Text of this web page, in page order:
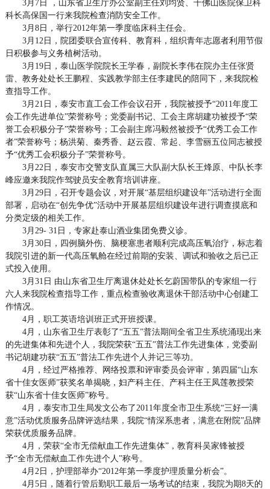
3月7日 ，山东省卫生厅办公室副主任刘均贤、千佛山医院保卫科
科长高保国一行来我院检查消防安全工作。
3月8日，举行2012年第一季度临床科主任会。
3月12日，院团委联合宣传科、教育科，组织青年志愿者利用节假
日积极参与义务植树活动。
3月19日，泰山医学院院长王学春，副院长李伟在院办主任张贤
雷、教务处处长王鹏程、实践教学部主任李建民的陪同下，来我院检
查指导工作。
3月21日，泰安市直工会工作会议召开，我院被授予“2011年度工
会工作先进单位”荣誉称号；党委副书记、工会主席胡建功被授予“荣
誉工会积极分子”荣誉称号；工会副主席冯毅然被授予“优秀工会工作
者”荣誉称号；杨洪菊、秦秀香、赵云霞、常起、李雪丽五位同志被授
予“优秀工会积极分子”荣誉称号。
3月22日，泰安市交警支队直属三大队副大队长王烽原、中队长李
峰应邀来我院作驾驶员安全教育培训讲座。
3月29日，召开专题会议，对开展“基层组织建设年”活动进行全面
部署，启动在“创先争优”活动中开展基层组织建设年进行调查摸底和
分类定级的相关工作。
3月29- 31日，专家赴泰山酒业集团免费义诊。
3月30日，四例脑外伤、脑梗塞患者顺利完成高压氧治疗，标志着
我院引进的新一代高压氧舱在经过前期的安装、调试和验收之后已正
式投入使用。
3月31日 由山东省卫生厅离退休处处长乞蔚国带队的专家组一行
六人来我院检查指导工作，重点检查验收离退休干部活动中心创建工
作情况。
4月，职工英语培训班正式开班授课。
4月，山东省卫生厅表彰了“五五”普法期间全省卫生系统涌现出来
的先进集体和先进个人，我院荣获“五五”普法工作先进集体，党委副
书记胡建功获“五五”普法工作先进个人并记三等功。
4月，经过严格推荐、网络投票和评审委员会评审，第四届“山东
省十佳女医师”获奖名单揭晓，妇产科主任、产科主任王凤莲教授荣
获“山东省十佳女医师”称号。
4月，泰安市卫生局发文公布了2011年度全市卫生系统“三好一满
意”活动优质服务品牌评选结果，我院“情深系患者，满意在附院”品牌
荣获优质服务品牌。
4月，荣获“全市无偿献血工作先进集体”，教育科吴家锋被授
予“全市无偿献血工作先进个人”称号。
4月2日，护理部举办“2012年第一季度护理质量分析会”。
4月5日，随着行管后勤职工最后一场考试的结束，我院为期8天的